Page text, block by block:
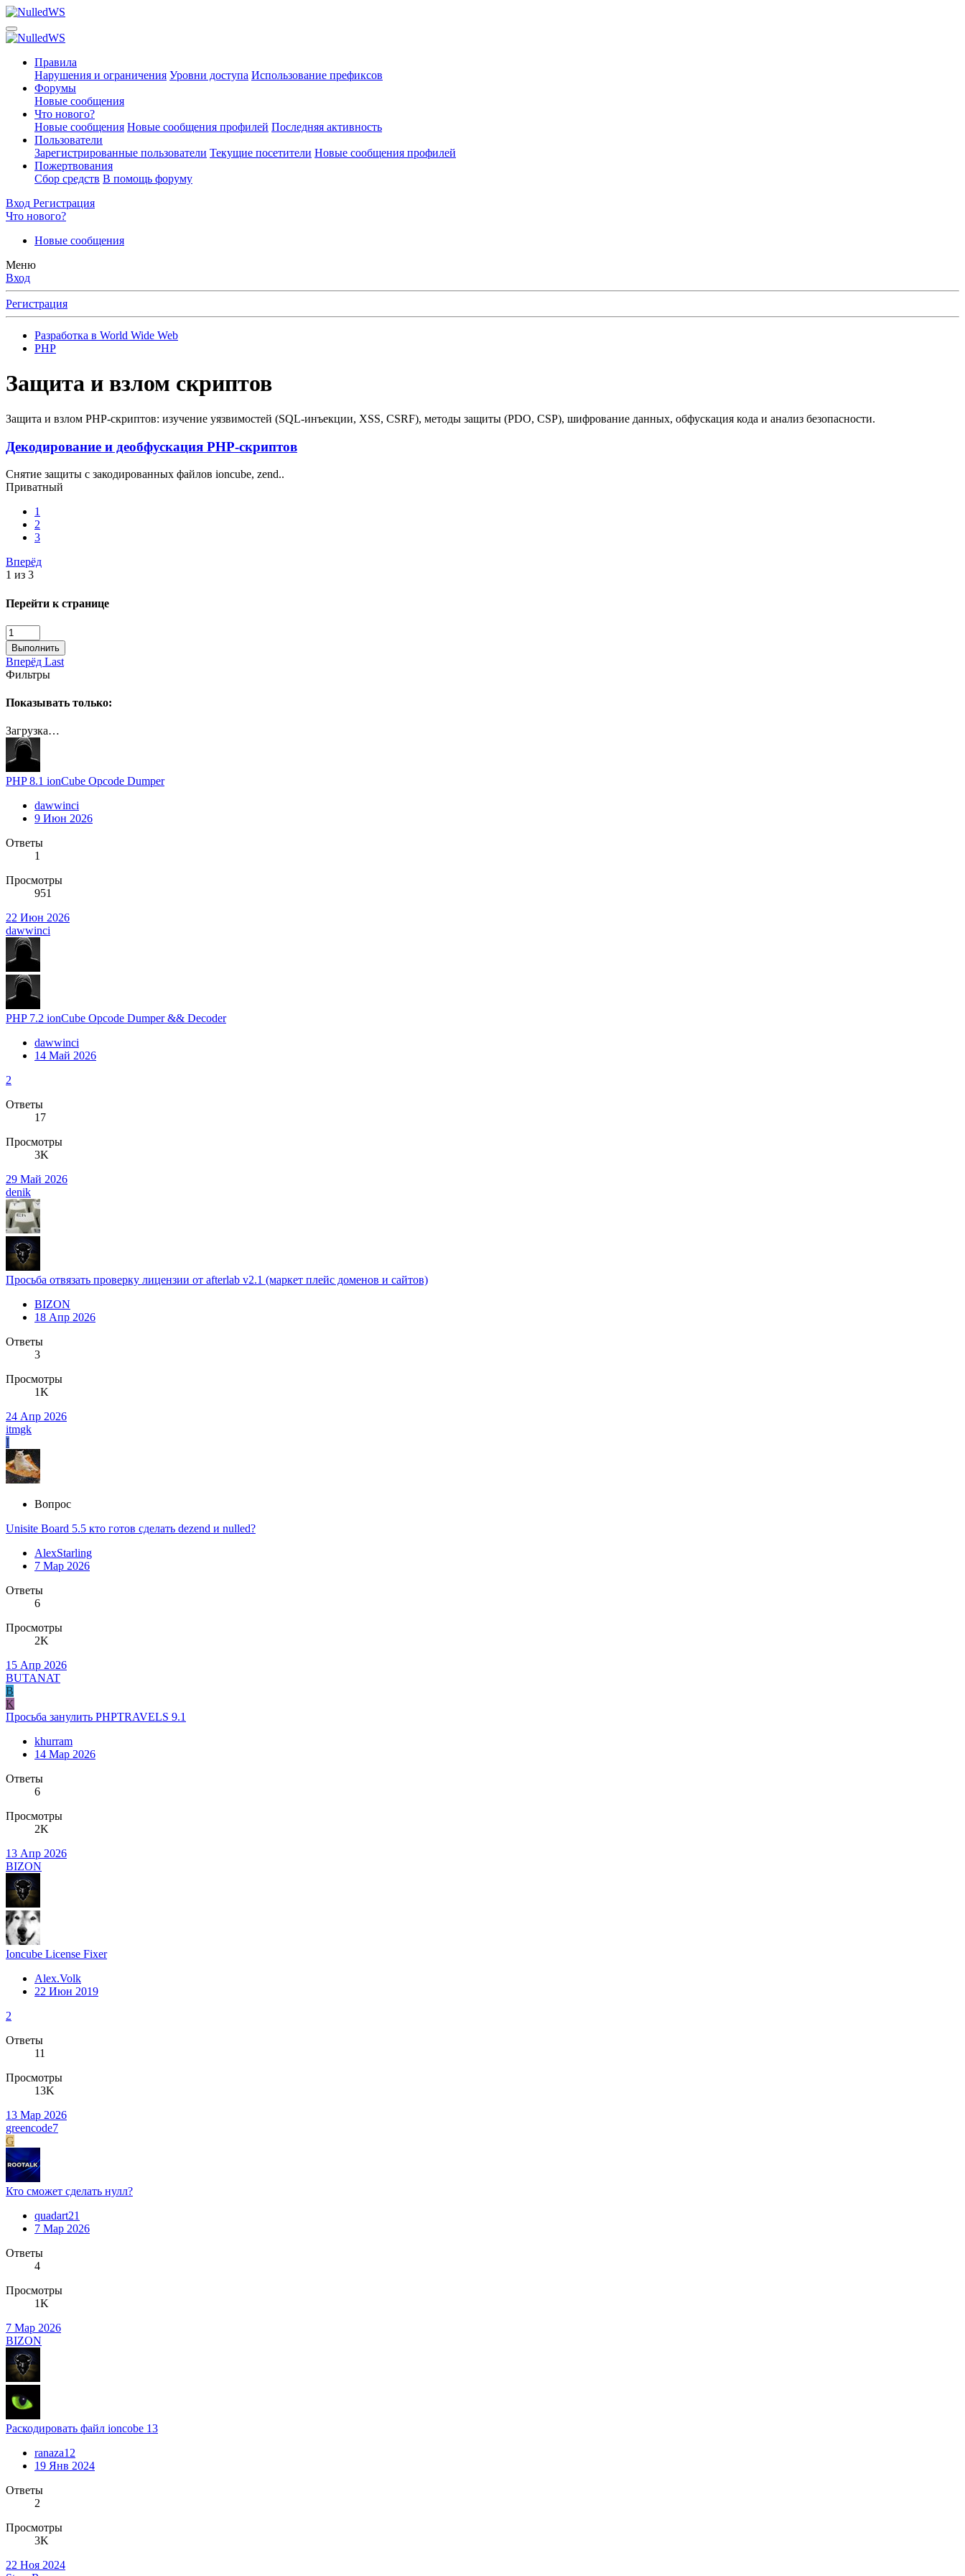
Правила
Нарушения и ограничения Уровни доступа Использование префиксов
Форумы
Новые сообщения
Что нового?
Новые сообщения Новые сообщения профилей Последняя активность
Пользователи
Зарегистрированные пользователи Текущие посетители Новые сообщения профилей
Пожертвования
Сбор средств В помощь форуму
Вход Регистрация
Что нового?
Новые сообщения
Меню
Вход
Регистрация
Разработка в World Wide Web
PHP
Защита и взлом скриптов
Защита и взлом PHP-скриптов: изучение уязвимостей (SQL-инъекции, XSS, CSRF), методы защиты (PDO, CSP), шифрование данных, обфускация кода и анализ безопасности.
Декодирование и деобфускация PHP-скриптов
Снятие защиты с закодированных файлов ioncube, zend..
Приватный
1
2
3
Вперёд
1 из 3
Перейти к странице
Выполнить
Вперёд Last
Фильтры
Показывать только:
Загрузка…
PHP 8.1 ionCube Opcode Dumper
dawwinci
9 Июн 2026
Ответы
1
Просмотры
951
22 Июн 2026
dawwinci
PHP 7.2 ionCube Opcode Dumper && Decoder
dawwinci
14 Май 2026
2
Ответы
17
Просмотры
3K
29 Май 2026
denik
Просьба отвязать проверку лицензии от afterlab v2.1 (маркет плейс доменов и сайтов)
BIZON
18 Апр 2026
Ответы
3
Просмотры
1K
24 Апр 2026
itmgk
I
Вопрос
Unisite Board 5.5 кто готов сделать dezend и nulled?
AlexStarling
7 Мар 2026
Ответы
6
Просмотры
2K
15 Апр 2026
BUTANAT
B
K
Просьба занулить PHPTRAVELS 9.1
khurram
14 Мар 2026
Ответы
6
Просмотры
2K
13 Апр 2026
BIZON
Ioncube License Fixer
Alex.Volk
22 Июн 2019
2
Ответы
11
Просмотры
13K
13 Мар 2026
greencode7
G
Кто сможет сделать нулл?
quadart21
7 Мар 2026
Ответы
4
Просмотры
1K
7 Мар 2026
BIZON
Раскодировать файл ioncobe 13
ranaza12
19 Янв 2024
Ответы
2
Просмотры
3K
22 Ноя 2024